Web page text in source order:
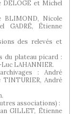
DELOGE et Michel
BLIMOND, Nicole
GADRÉ, Étienne
des relevés et
du plateau picard :
LAHANNIER.
: André
André
associations) :
GILLET, Étienne